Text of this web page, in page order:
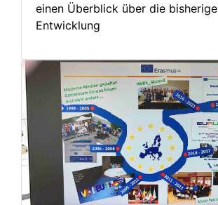
einen Überblick über die bisherige
Entwicklung